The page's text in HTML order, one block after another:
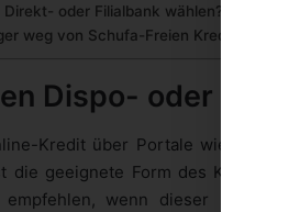
Direkt- oder Filialbank wählen?
weg von Schufa-Freien Krediten
Dispo- oder
Kredit über Portale wie
die geeignete Form des Kredites
wenn dieser sehr